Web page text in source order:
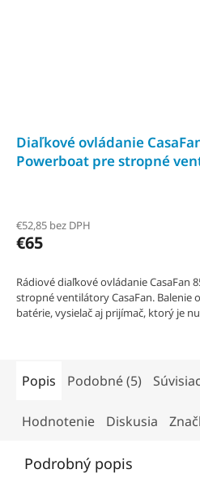
Diaľkové ovládanie
Powerboat pre stropné
€52,85 bez DPH
€65
Rádiové diaľkové ovládanie CasaFan
stropné ventilátory CasaFan. Balenie
batérie, vysielač aj prijímač, ktorý je
Popis Podobné (5)
Hodnotenie Diskusia
Podrobný popis